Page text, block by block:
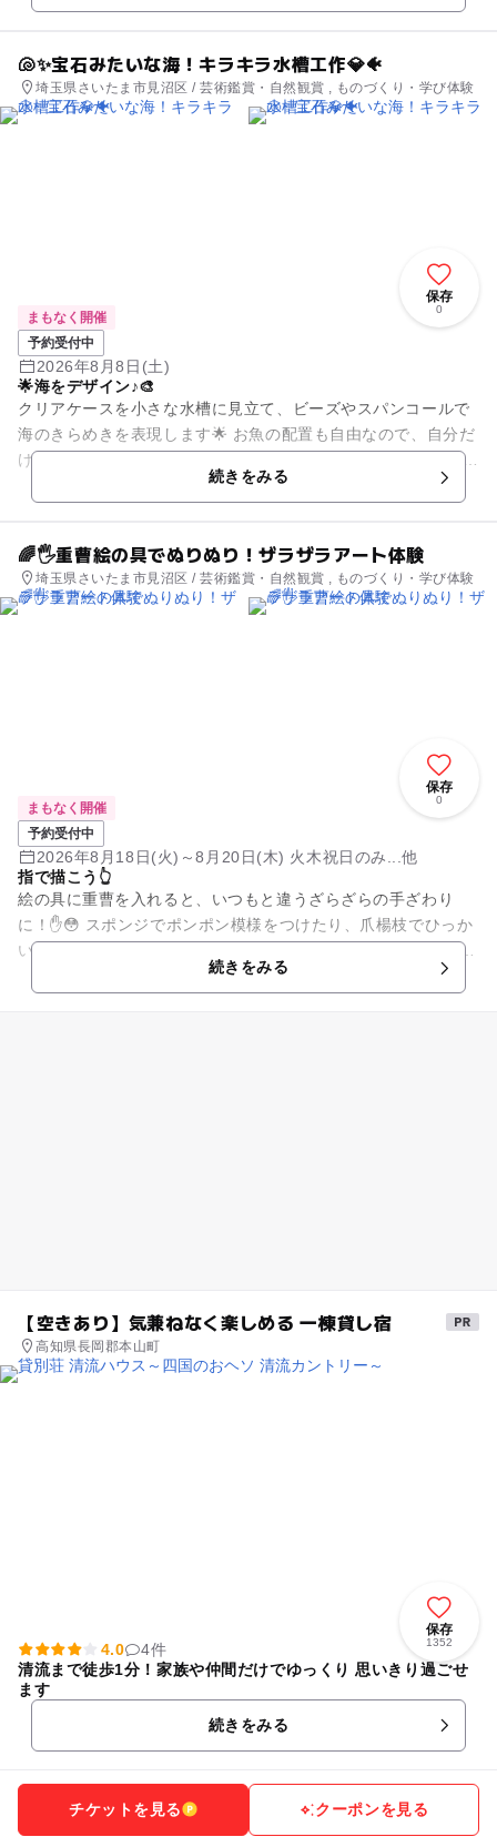
🐚✨宝石みたいな海！キラキラ水槽工作💎🐠
埼玉県さいたま市見沼区 / 芸術鑑賞・自然観賞 , ものづくり・学び体験
保存
0
まもなく開催
予約受付中
2026年8月8日(土)
🌟海をデザイン♪🎨
クリアケースを小さな水槽に見立て、ビーズやスパンコールで
海のきらめきを表現します🌟 お魚の配置も自由なので、自分だ
けの海の世界づくりを楽しめます！🐟 【このカリキュラムの成
続きをみる
🌈🖐️重曹絵の具でぬりぬり！ザラザラアート体験
埼玉県さいたま市見沼区 / 芸術鑑賞・自然観賞 , ものづくり・学び体験
保存
0
まもなく開催
予約受付中
2026年8月18日(火)～8月20日(木) 火木祝日のみ...他
指で描こう👆
絵の具に重曹を入れると、いつもと違うざらざらの手ざわり
に！✋😳 スポンジでポンポン模様をつけたり、爪楊枝でひっか
いて線を描いたりして、表情豊かな作品を作ります。🎨🧂 【こ
続きをみる
【空きあり】気兼ねなく楽しめる 一棟貸し宿
高知県長岡郡本山町
保存
1352
4.0
4件
清流まで徒歩1分！家族や仲間だけでゆっくり 思いきり過ごせ
ます
続きをみる
チケットを見る クーポンを見る